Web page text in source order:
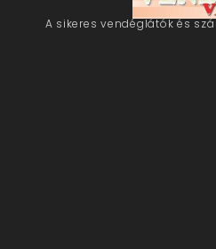
A sikeres vendéglátók és